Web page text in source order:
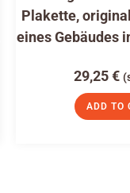
Plakette,
eines Gebäudes
29,25€
ADD TO